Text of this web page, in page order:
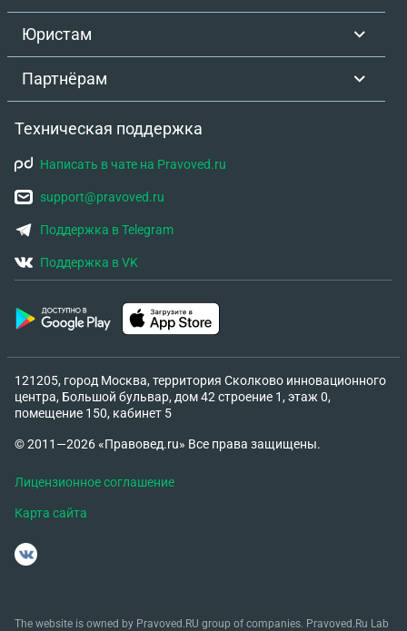
Юристам
Партнёрам
Техническая поддержка
Написать в чате на Pravoved.ru
support@pravoved.ru
Поддержка в Telegram
Поддержка в VK
121205, город Москва, территория Сколково инновационного
центра, Большой бульвар, дом 42 строение 1, этаж 0,
помещение 150, кабинет 5
© 2011—2026 «Правовед.ru» Все права защищены.
Лицензионное соглашение
Карта сайта
The website is owned by Pravoved.RU group of companies. Pravoved.Ru Lab